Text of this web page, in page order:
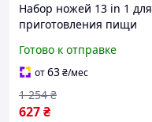
Набор ножей 13 in 1 для
приготовления пищи
BLADE Комплект острых
ножей для кухни
Готово к отправке
от63₴/мес
627₴
1 254 ₴